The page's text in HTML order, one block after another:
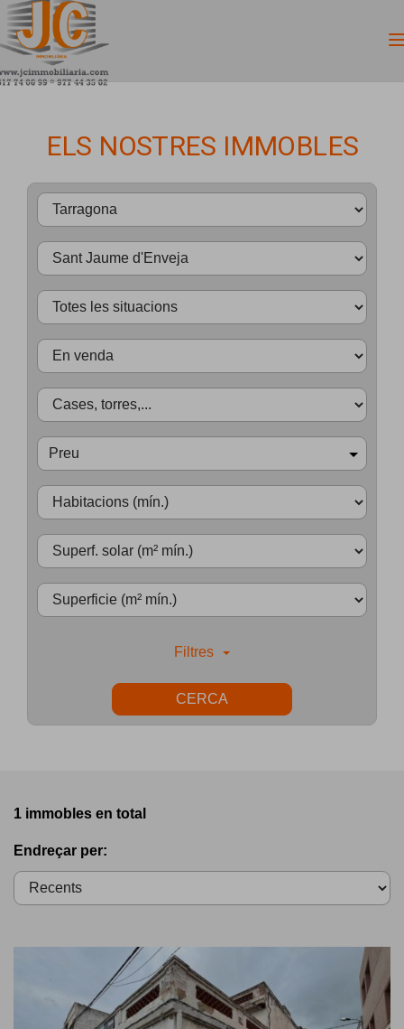
ELS NOSTRES IMMOBLES
Preu
Filtres
CERCA
1 immobles en total
Endreçar per:
Next